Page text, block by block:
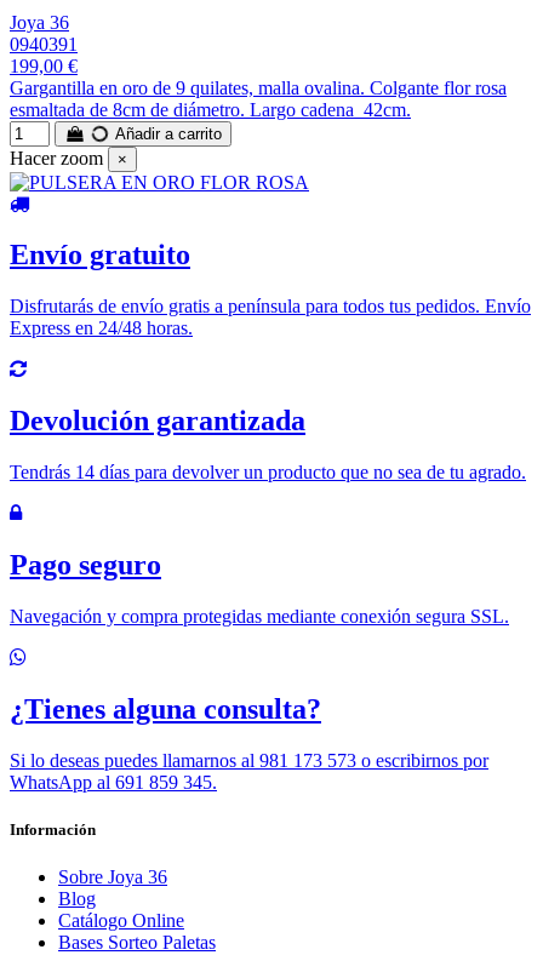
Joya 36
0940391
199,00 €
Gargantilla en oro de 9 quilates, malla ovalina. Colgante flor rosa
esmaltada de 8cm de diámetro. Largo cadena 42cm.
Añadir a carrito
Hacer zoom ×
Envío gratuito
Disfrutarás de envío gratis a península para todos tus pedidos. Envío
Express en 24/48 horas.
Devolución garantizada
Tendrás 14 días para devolver un producto que no sea de tu agrado.
Pago seguro
Navegación y compra protegidas mediante conexión segura SSL.
¿Tienes alguna consulta?
Si lo deseas puedes llamarnos al 981 173 573 o escribirnos por
WhatsApp al 691 859 345.
Información
Sobre Joya 36
Blog
Catálogo Online
Bases Sorteo Paletas